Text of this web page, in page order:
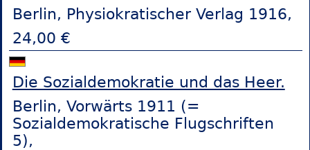
Berlin, Physiokratischer Verlag 1916,
24,00 €
Die Sozialdemokratie und das Heer.
Berlin, Vorwärts 1911 (=
Sozialdemokratische Flugschriften
5),